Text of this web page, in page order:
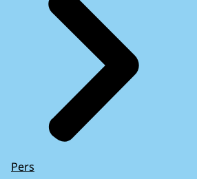
Pers